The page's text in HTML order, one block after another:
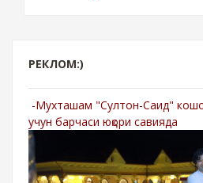
РЕКЛОМ:)
-Мухташам "Султон-Саид"
учун барчаси юқори савияда